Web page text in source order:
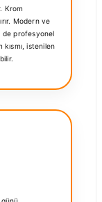
Krom
Modern ve
de profesyonel
istenilen